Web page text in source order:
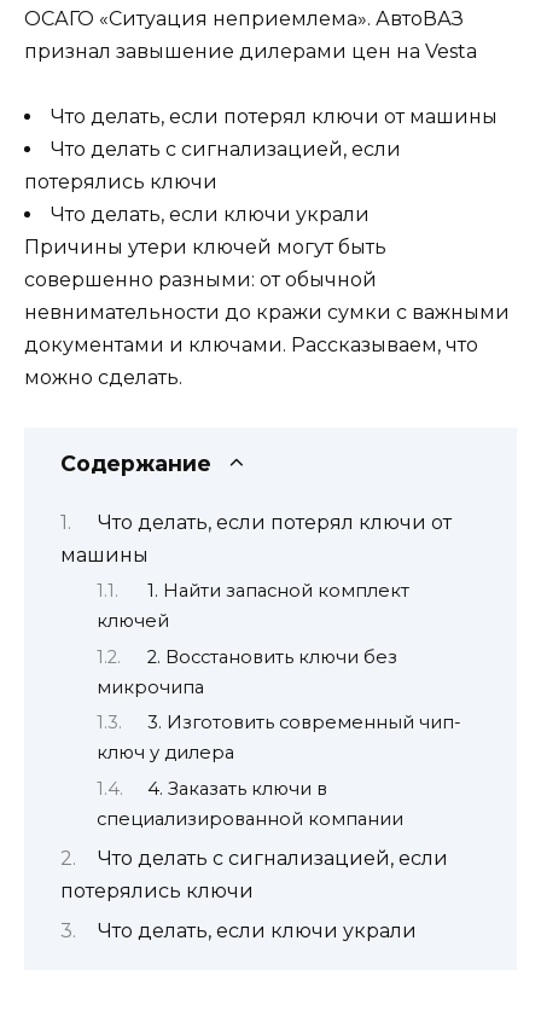
ОСАГО «Ситуация неприемлема». АвтоВАЗ
признал завышение дилерами цен на Vesta
Что делать, если потерял ключи от машины
Что делать с сигнализацией, если
потерялись ключи
Что делать, если ключи украли
Причины утери ключей могут быть
совершенно разными: от обычной
невнимательности до кражи сумки с важными
документами и ключами. Рассказываем, что
можно сделать.
Содержание
Что делать, если потерял ключи от
машины
1. Найти запасной комплект
ключей
2. Восстановить ключи без
микрочипа
3. Изготовить современный чип-
ключ у дилера
4. Заказать ключи в
специализированной компании
Что делать с сигнализацией, если
потерялись ключи
Что делать, если ключи украли